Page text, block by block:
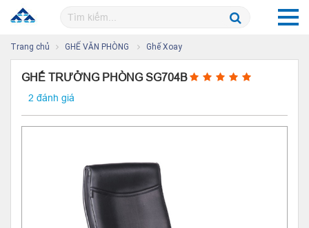
Trang chủ GHẾ VĂN PHÒNG Ghế Xoay
GHẾ TRƯỞNG PHÒNG SG704B
2 đánh giá